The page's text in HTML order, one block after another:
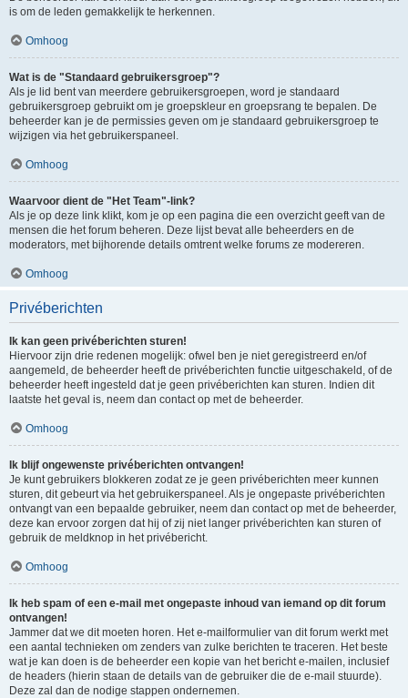
is om de leden gemakkelijk te herkennen.
Omhoog
Wat is de "Standaard gebruikersgroep"?
Als je lid bent van meerdere gebruikersgroepen, word je standaard
gebruikersgroep gebruikt om je groepskleur en groepsrang te bepalen. De
beheerder kan je de permissies geven om je standaard gebruikersgroep te
wijzigen via het gebruikerspaneel.
Omhoog
Waarvoor dient de "Het Team"-link?
Als je op deze link klikt, kom je op een pagina die een overzicht geeft van de
mensen die het forum beheren. Deze lijst bevat alle beheerders en de
moderators, met bijhorende details omtrent welke forums ze modereren.
Omhoog
Privéberichten
Ik kan geen privéberichten sturen!
Hiervoor zijn drie redenen mogelijk: ofwel ben je niet geregistreerd en/of
aangemeld, de beheerder heeft de privéberichten functie uitgeschakeld, of de
beheerder heeft ingesteld dat je geen privéberichten kan sturen. Indien dit
laatste het geval is, neem dan contact op met de beheerder.
Omhoog
Ik blijf ongewenste privéberichten ontvangen!
Je kunt gebruikers blokkeren zodat ze je geen privéberichten meer kunnen
sturen, dit gebeurt via het gebruikerspaneel. Als je ongepaste privéberichten
ontvangt van een bepaalde gebruiker, neem dan contact op met de beheerder,
deze kan ervoor zorgen dat hij of zij niet langer privéberichten kan sturen of
gebruik de meldknop in het privébericht.
Omhoog
Ik heb spam of een e-mail met ongepaste inhoud van iemand op dit forum
ontvangen!
Jammer dat we dit moeten horen. Het e-mailformulier van dit forum werkt met
een aantal technieken om zenders van zulke berichten te traceren. Het beste
wat je kan doen is de beheerder een kopie van het bericht e-mailen, inclusief
de headers (hierin staan de details van de gebruiker die de e-mail stuurde).
Deze zal dan de nodige stappen ondernemen.